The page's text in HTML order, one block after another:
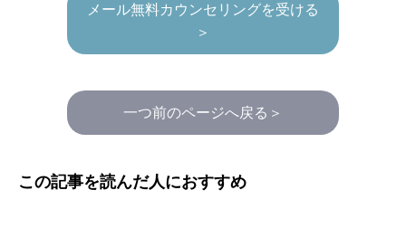
メール無料カウンセリングを受ける
＞
一つ前のページへ戻る＞
この記事を読んだ人におすすめ